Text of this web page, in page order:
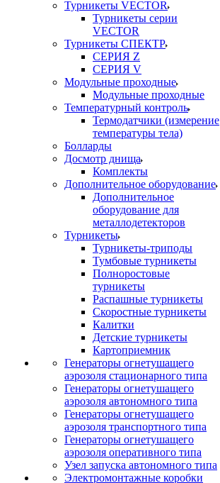
Турникеты VECTOR
Турникеты серии
VECTOR
Турникеты СПЕКТР
СЕРИЯ Z
СЕРИЯ V
Модульные проходные
Модульные проходные
Температурный контроль
Термодатчики (измерение
температуры тела)
Болларды
Досмотр днища
Комплекты
Дополнительное оборудование
Дополнительное
оборудование для
металлодетекторов
Турникеты
Турникеты-триподы
Тумбовые турникеты
Полноростовые
турникеты
Распашные турникеты
Скоростные турникеты
Калитки
Детские турникеты
Картоприемник
Генераторы огнетушащего
аэрозоля стационарного типа
Генераторы огнетушащего
аэрозоля автономного типа
Генераторы огнетушащего
аэрозоля транспортного типа
Генераторы огнетушащего
аэрозоля оперативного типа
Узел запуска автономного типа
Электромонтажные коробки